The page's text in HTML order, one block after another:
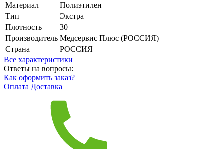
Материал
Полиэтилен
Тип
Экстра
Плотность
30
Производитель Медсервис Плюс (РОССИЯ)
Страна
РОССИЯ
Все характеристики
Ответы на вопросы:
Как оформить заказ?
Оплата Доставка